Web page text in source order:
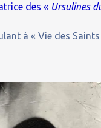
des « Ursulines
à « Vie des Saints